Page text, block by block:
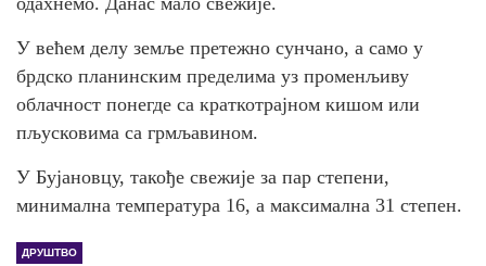
У већем делу земље претежно сунчано, а само у
брдско планинским пределима уз променљиву
облачност понегде са краткотрајном кишом или
пљусковима са грмљавином.
У Бујановцу, такође свежије за пар степени,
минимална температура 16, а максимална 31 степен.
ДРУШТВО